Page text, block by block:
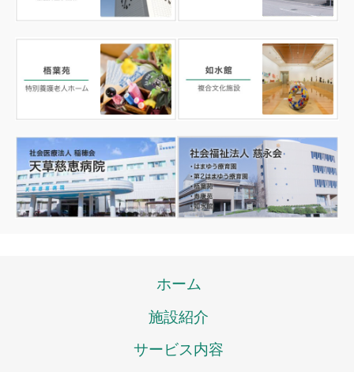
ホーム
施設紹介
サービス内容